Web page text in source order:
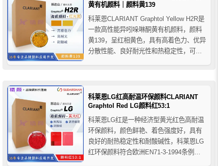
黄有机颜料｜颜料黄139
科莱恩CLARIANT Graphtol Yellow H2R是
一款高性能异吲哚啉酮黄有机颜料，颜料
黄139，呈红相黄色，具有高着色力、优异
分散性能、良好耐光性和热稳定性，可替
科莱恩LG红高耐温环保颜料CLARIANT
Graphtol Red LG颜料红53:1
科莱恩LG红是一种经济型黄光红色高耐温
环保颜料，颜色鲜艳、着色强度好，具有
良好的耐热稳定性和耐酸碱性，科莱恩LG
红环保颜料符合欧洲EN71-3-1994条例，